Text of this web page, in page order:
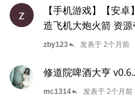
z
【手机游戏】【安
造飞机大炮火箭 资
zby123reply 发表于 2个月前
修道院啤酒大亨
mc1314reply 发表于 2个月前